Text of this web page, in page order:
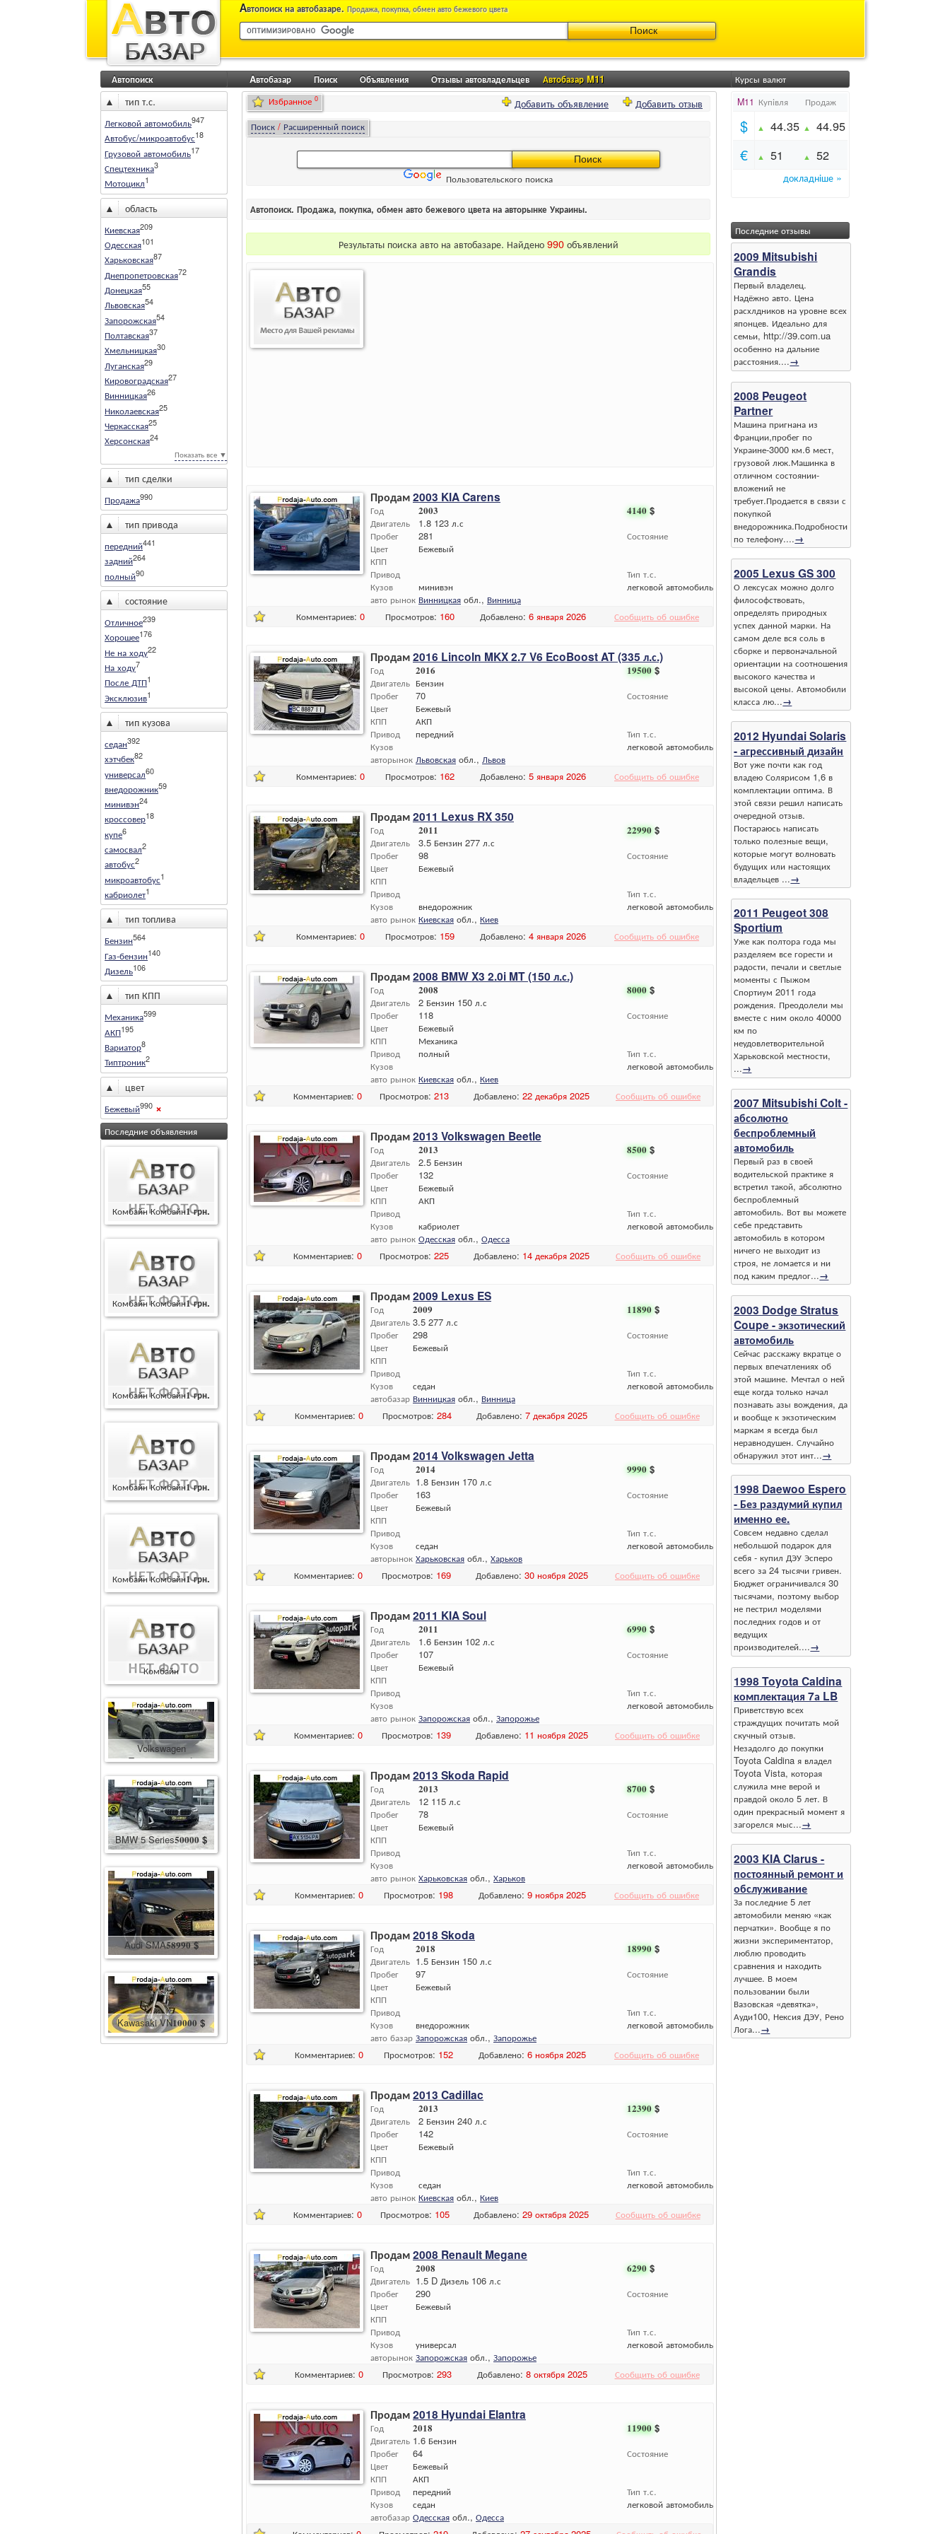
Автопоиск на автобазаре. Продажа, покупка, обмен авто бежевого цвета
Aвтобазар Поиск Объявления Отзывы автовладельцев Автобазар M11
Автопоиск
▲ тип т.с.
Легковой автомобиль947
Автобус/микроавтобус18
Грузовой автомобиль17
Спецтехника3
Мотоцикл1
▲ область
Киевская209
Одесская101
Харьковская87
Днепропетровская72
Донецкая55
Львовская54
Запорожская54
Полтавская37
Хмельницкая30
Луганская29
Кировоградская27
Винницкая26
Николаевская25
Черкасская25
Херсонская24
Показать все ▼
▲ тип сделки
Продажа990
▲ тип привода
передний441
задний264
полный90
▲ состояние
Отличное239
Хорошее176
Не на ходу22
На ходу7
После ДТП1
Эксклюзив1
▲ тип кузова
седан392
хэтчбек82
универсал60
внедорожник59
минивэн24
кроссовер18
купе6
самосвал2
автобус2
микроавтобус1
кабриолет1
▲ тип топлива
Бензин564
Газ-бензин140
Дизель106
▲ тип КПП
Механика599
АКП195
Вариатор8
Типтроник2
▲ цвет
Бежевый990 ×
Последние объявления
Комбайн Комбайн1 грн.
Комбайн Комбайн1 грн.
Комбайн Комбайн1 грн.
Комбайн Комбайн1 грн.
Комбайн Комбайн1 грн.
Комбайн
Комбайн400000 грн.
Volkswagen
Touareg86600 $
BMW 5 Series50000 $
Audi SMA58990 $
Kawasaki VN10000 $
Добавить отзыв
Добавить объявление
Избранное 0
Поиск / Расширенный поиск
Пользовательского поиска
Автопоиск. Продажа, покупка, обмен авто бежевого цвета на авторынке Украины.
Результаты поиска авто на автобазаре. Найдено 990объявлений
Продам2003 KIA Carens
4140 $
Состояние
Тип т.с.
легковой автомобиль
Год
Двигатель
Пробег
Цвет
КПП
Привод
Кузов
авто рынок
2003
1.8 123 л.с
281
Бежевый
минивэн
Винницкая обл., Винница
Комментариев: 0 Просмотров: 160 Добавлено: 6 января 2026 Сообщить об ошибке
Продам2016 Lincoln MKX 2.7 V6 EcoBoost AT (335 л.с.)
19500 $
Состояние
Тип т.с.
легковой автомобиль
Год
Двигатель
Пробег
Цвет
КПП
Привод
Кузов
авторынок
2016
Бензин
70
Бежевый
АКП
передний
Львовская обл., Львов
Комментариев: 0 Просмотров: 162 Добавлено: 5 января 2026 Сообщить об ошибке
Продам2011 Lexus RX 350
22990 $
Состояние
Тип т.с.
легковой автомобиль
Год
Двигатель
Пробег
Цвет
КПП
Привод
Кузов
авто рынок
2011
3.5 Бензин 277 л.с
98
Бежевый
внедорожник
Киевская обл., Киев
Комментариев: 0 Просмотров: 159 Добавлено: 4 января 2026 Сообщить об ошибке
Продам2008 BMW X3 2.0i MT (150 л.с.)
8000 $
Состояние
Тип т.с.
легковой автомобиль
Год
Двигатель
Пробег
Цвет
КПП
Привод
Кузов
авто рынок
2008
2 Бензин 150 л.с
118
Бежевый
Механика
полный
Киевская обл., Киев
Комментариев: 0 Просмотров: 213 Добавлено: 22 декабря 2025 Сообщить об ошибке
Продам2013 Volkswagen Beetle
8500 $
Состояние
Тип т.с.
легковой автомобиль
Год
Двигатель
Пробег
Цвет
КПП
Привод
Кузов
авто рынок
2013
2.5 Бензин
132
Бежевый
АКП
кабриолет
Одесская обл., Одесса
Комментариев: 0 Просмотров: 225 Добавлено: 14 декабря 2025 Сообщить об ошибке
Продам2009 Lexus ES
11890 $
Состояние
Тип т.с.
легковой автомобиль
Год
Двигатель
Пробег
Цвет
КПП
Привод
Кузов
автобазар
2009
3.5 277 л.с
298
Бежевый
седан
Винницкая обл., Винница
Комментариев: 0 Просмотров: 284 Добавлено: 7 декабря 2025 Сообщить об ошибке
Продам2014 Volkswagen Jetta
9990 $
Состояние
Тип т.с.
легковой автомобиль
Год
Двигатель
Пробег
Цвет
КПП
Привод
Кузов
авторынок
2014
1.8 Бензин 170 л.с
163
Бежевый
седан
Харьковская обл., Харьков
Комментариев: 0 Просмотров: 169 Добавлено: 30 ноября 2025 Сообщить об ошибке
Продам2011 KIA Soul
6990 $
Состояние
Тип т.с.
легковой автомобиль
Год
Двигатель
Пробег
Цвет
КПП
Привод
Кузов
авто рынок
2011
1.6 Бензин 102 л.с
107
Бежевый
Запорожская обл., Запорожье
Комментариев: 0 Просмотров: 139 Добавлено: 11 ноября 2025 Сообщить об ошибке
Продам2013 Skoda Rapid
8700 $
Состояние
Тип т.с.
легковой автомобиль
Год
Двигатель
Пробег
Цвет
КПП
Привод
Кузов
авто рынок
2013
12 115 л.с
78
Бежевый
Харьковская обл., Харьков
Комментариев: 0 Просмотров: 198 Добавлено: 9 ноября 2025 Сообщить об ошибке
Продам2018 Skoda
18990 $
Состояние
Тип т.с.
легковой автомобиль
Год
Двигатель
Пробег
Цвет
КПП
Привод
Кузов
авто базар
2018
1.5 Бензин 150 л.с
97
Бежевый
внедорожник
Запорожская обл., Запорожье
Комментариев: 0 Просмотров: 152 Добавлено: 6 ноября 2025 Сообщить об ошибке
Продам2013 Cadillac
12390 $
Состояние
Тип т.с.
легковой автомобиль
Год
Двигатель
Пробег
Цвет
КПП
Привод
Кузов
авто рынок
2013
2 Бензин 240 л.с
142
Бежевый
седан
Киевская обл., Киев
Комментариев: 0 Просмотров: 105 Добавлено: 29 октября 2025 Сообщить об ошибке
Продам2008 Renault Megane
6290 $
Состояние
Тип т.с.
легковой автомобиль
Год
Двигатель
Пробег
Цвет
КПП
Привод
Кузов
авторынок
2008
1.5 D Дизель 106 л.с
290
Бежевый
универсал
Запорожская обл., Запорожье
Комментариев: 0 Просмотров: 293 Добавлено: 8 октября 2025 Сообщить об ошибке
Продам2018 Hyundai Elantra
11900 $
Состояние
Тип т.с.
легковой автомобиль
Год
Двигатель
Пробег
Цвет
КПП
Привод
Кузов
автобазар
2018
1.6 Бензин
64
Бежевый
АКП
передний
седан
Одесская обл., Одесса
Курсы валют
Последние отзывы
2009 Mitsubishi
Grandis
Первый владелец.
Надёжно авто. Цена
расхлдников на уровне всех
японцев. Идеально для
семьи, http://39.com.ua
особенно на дальние
расстояния....→
2008 Peugeot
Partner
Машина пригнана из
Франции,пробег по
Украине-3000 км.6 мест,
грузовой люк.Машинка в
отличном состоянии-
вложений не
требует.Продается в связи с
покупкой
внедорожника.Подробности
по телефону....→
2005 Lexus GS 300
О лексусах можно долго
философствовать,
определять природных
успех данной марки. На
самом деле вся соль в
сборке и первоначальной
ориентации на соотношения
высокого качества и
высокой цены. Автомобили
класса лю...→
2012 Hyundai Solaris
- агрессивный дизайн
Вот уже почти как год
владею Солярисом 1,6 в
комплектации оптима. В
этой связи решил написать
очередной отзыв.
Постараюсь написать
только полезные вещи,
которые могут волновать
будущих или настоящих
владельцев ...→
2011 Peugeot 308
Sportium
Уже как полтора года мы
разделяем все горести и
радости, печали и светлые
моменты с Пыжом
Спортиум 2011 года
рождения. Преодолели мы
вместе с ним около 40000
км по
неудовлетворительной
Харьковской местности,
...→
2007 Mitsubishi Colt -
абсолютно
беспроблемный
автомобиль
Первый раз в своей
водительской практике я
встретил такой, абсолютно
беспроблемный
автомобиль. Вот вы можете
себе представить
автомобиль в котором
ничего не выходит из
строя, не ломается и ни
под каким предлог...→
2003 Dodge Stratus
Coupe - экзотический
автомобиль
Сейчас расскажу вкратце о
первых впечатлениях об
этой машине. Мечтал о ней
еще когда только начал
познавать азы вождения, да
и вообще к экзотическим
маркам я всегда был
неравнодушен. Случайно
обнаружил этот инт...→
1998 Daewoo Espero
- Без раздумий купил
именно ее.
Совсем недавно сделал
небольшой подарок для
себя - купил ДЭУ Эсперо
всего за 24 тысячи гривен.
Бюджет ограничивался 30
тысячами, поэтому выбор
не пестрил моделями
последних годов и от
ведущих
производителей....→
1998 Toyota Caldina
комплектация 7а LB
Приветствую всех
страждущих почитать мой
скучный отзыв.
Незадолго до покупки
Toyota Caldina я владел
Toyota Vista, которая
служила мне верой и
правдой около 5 лет. В
один прекрасный момент я
загорелся мыс...→
2003 KIA Clarus -
постоянный ремонт и
обслуживание
За последние 5 лет
автомобили меняю «как
перчатки». Вообще я по
жизни экспериментатор,
люблю проводить
сравнения и находить
лучшее. В моем
пользовании были
Вазовская «девятка»,
Ауди100, Нексия ДЭУ, Рено
Лога...→